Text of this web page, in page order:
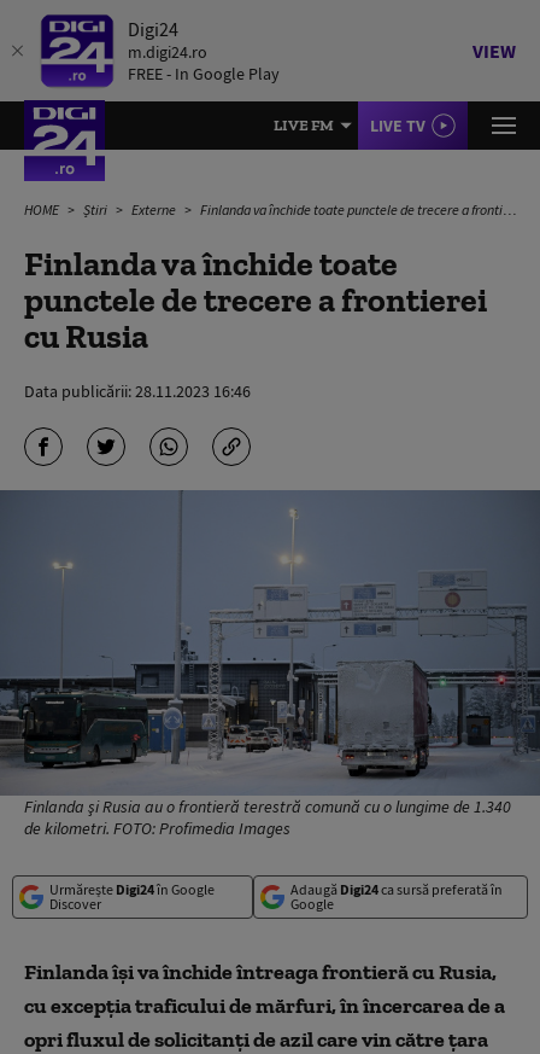
Digi24
m.digi24.ro
FREE - In Google Play
VIEW
LIVE FM LIVE TV
HOME Știri Externe Finlanda va închide toate punctele de trecere a frontierei cu Rusia
Finlanda va închide toate
punctele de trecere a frontierei
cu Rusia
Data publicării:28.11.2023 16:46
Finlanda şi Rusia au o frontieră terestră comună cu o lungime de 1.340
de kilometri. FOTO: Profimedia Images
Urmărește Digi24în Google
Discover
Adaugă Digi24ca sursă preferată în
Google
Finlanda îşi va închide întreaga frontieră cu Rusia,
cu excepţia traficului de mărfuri, în încercarea de a
opri fluxul de solicitanţi de azil care vin către ţara